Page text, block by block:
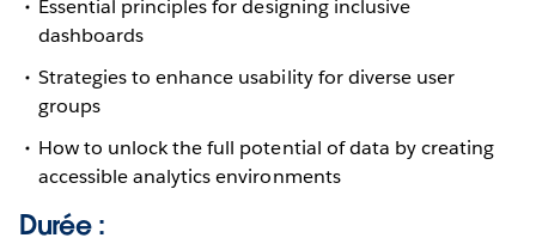
Essential principles for designing inclusive
dashboards
Strategies to enhance usability for diverse user
groups
How to unlock the full potential of data by creating
accessible analytics environments
Durée :